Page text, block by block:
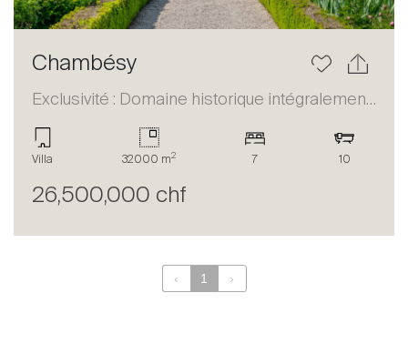
Chambésy
Exclusivité : Domaine historique intégralement restauré
Villa 32000 m2 7 10
26,500,000 chf
‹ 1 ›